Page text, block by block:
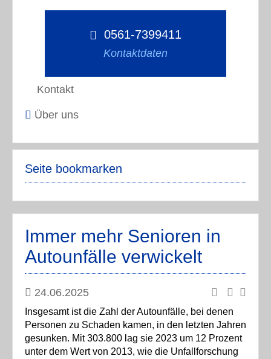
0561-7399411
Kontaktdaten
Kontakt
Über uns
Seite bookmarken
Immer mehr Senioren in
Autounfälle verwickelt
24.06.2025
Insgesamt ist die Zahl der Autounfälle, bei denen
Personen zu Schaden kamen, in den letzten Jahren
gesunken. Mit 303.800 lag sie 2023 um 12 Prozent
unter dem Wert von 2013, wie die Unfallforschung